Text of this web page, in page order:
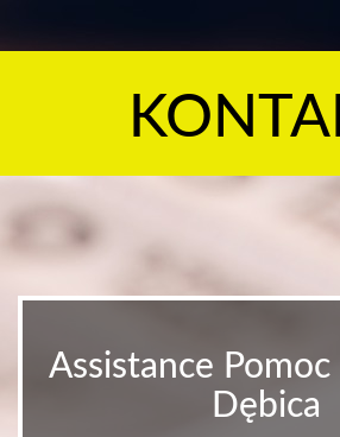
Assistance
Dębica